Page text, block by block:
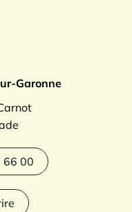
le compte Facebook
vers le compte
Garonne
66 00